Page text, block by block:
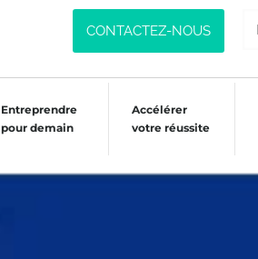
CONTACTEZ-NOUS
Entreprendre
pour demain
Accélérer
votre réussite